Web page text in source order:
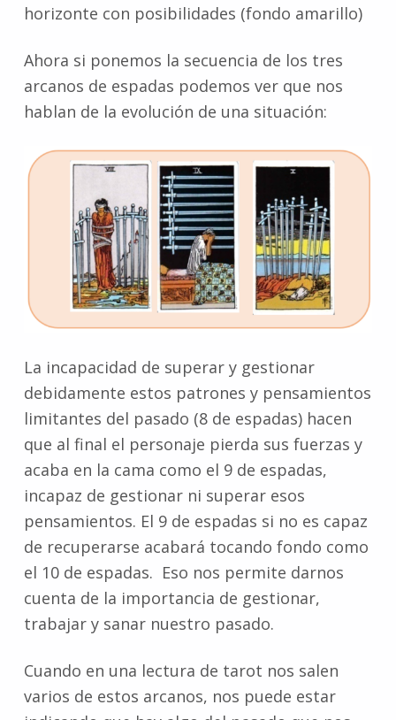
horizonte con posibilidades (fondo amarillo)
Ahora si ponemos la secuencia de los tres
arcanos de espadas podemos ver que nos
hablan de la evolución de una situación:
La incapacidad de superar y gestionar
debidamente estos patrones y pensamientos
limitantes del pasado (8 de espadas) hacen
que al final el personaje pierda sus fuerzas y
acaba en la cama como el 9 de espadas,
incapaz de gestionar ni superar esos
pensamientos. El 9 de espadas si no es capaz
de recuperarse acabará tocando fondo como
el 10 de espadas. Eso nos permite darnos
cuenta de la importancia de gestionar,
trabajar y sanar nuestro pasado.
Cuando en una lectura de tarot nos salen
varios de estos arcanos, nos puede estar